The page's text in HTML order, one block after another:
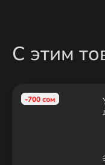
С этим
-700 сом